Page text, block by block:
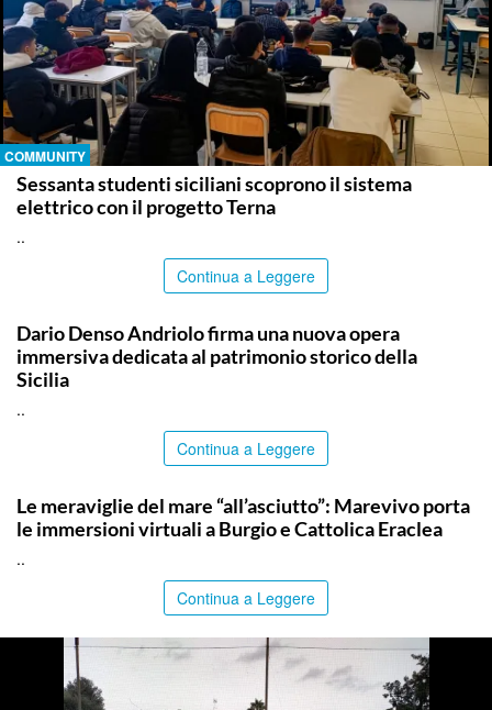
COMMUNITY
Sessanta studenti siciliani scoprono il sistema
elettrico con il progetto Terna
..
Continua a Leggere
Dario Denso Andriolo firma una nuova opera
immersiva dedicata al patrimonio storico della
Sicilia
..
Continua a Leggere
Le meraviglie del mare “all’asciutto”: Marevivo porta
le immersioni virtuali a Burgio e Cattolica Eraclea
..
Continua a Leggere